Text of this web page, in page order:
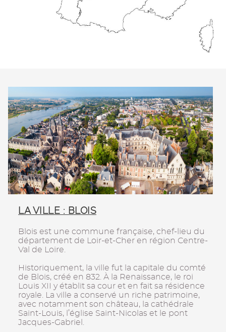
LA VILLE : BLOIS
Blois est une commune française, chef-lieu du
département de Loir-et-Cher en région Centre-
Val de Loire.
Historiquement, la ville fut la capitale du comté
de Blois, créé en 832. À la Renaissance, le roi
Louis XII y établit sa cour et en fait sa résidence
royale. La ville a conservé un riche patrimoine,
avec notamment son château, la cathédrale
Saint-Louis, l’église Saint-Nicolas et le pont
Jacques-Gabriel.